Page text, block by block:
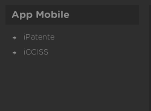
App Mobile
iPatente
iCCISS